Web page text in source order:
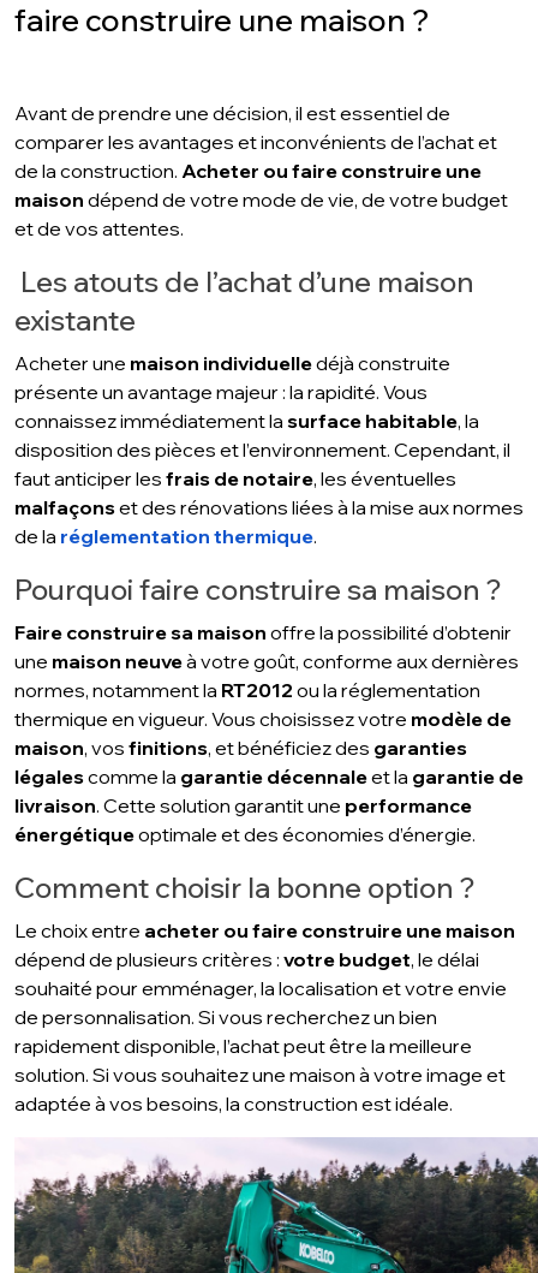
faire construire une maison ?
Avant de prendre une décision, il est essentiel de
comparer les avantages et inconvénients de l’achat et
de la construction. Acheter ou faire construire une
maison dépend de votre mode de vie, de votre budget
et de vos attentes.
Les atouts de l’achat d’une maison
existante
Acheter une maison individuelledéjà construite
présente un avantage majeur : la rapidité. Vous
connaissez immédiatement la surface habitable, la
disposition des pièces et l’environnement. Cependant, il
faut anticiper les frais de notaire, les éventuelles
malfaçonset des rénovations liées à la mise aux normes
de la réglementation thermique.
Pourquoi faire construire sa maison ?
Faire construire sa maison offre la possibilité d’obtenir
une maison neuveà votre goût, conforme aux dernières
normes, notamment la RT2012 ou la réglementation
thermique en vigueur. Vous choisissez votre modèle de
maison, vos finitions, et bénéficiez des garanties
légalescomme la garantie décennaleet la garantie de
livraison. Cette solution garantit une performance
énergétiqueoptimale et des économies d’énergie.
Comment choisir la bonne option ?
Le choix entre acheter ou faire construire une maison
dépend de plusieurs critères : votre budget, le délai
souhaité pour emménager, la localisation et votre envie
de personnalisation. Si vous recherchez un bien
rapidement disponible, l’achat peut être la meilleure
solution. Si vous souhaitez une maison à votre image et
adaptée à vos besoins, la construction est idéale.